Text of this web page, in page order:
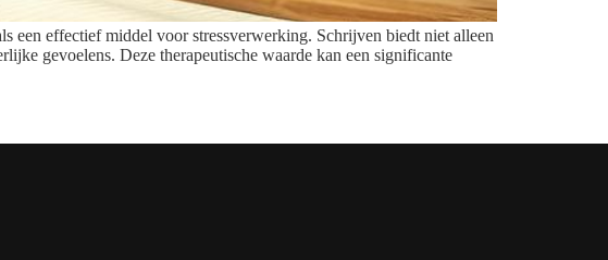
een effectief middel voor stressverwerking. Schrijven biedt niet alleen
gevoelens. Deze therapeutische waarde kan een significante